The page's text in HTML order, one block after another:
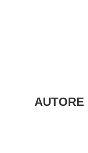
AUTORE